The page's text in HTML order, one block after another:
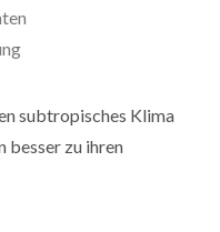
subtropisches Klima
besser zu ihren